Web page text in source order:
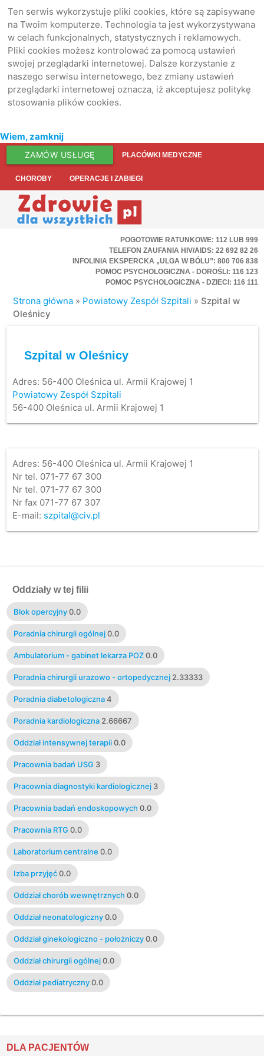
Ten serwis wykorzystuje pliki cookies, które są zapisywane
na Twoim komputerze. Technologia ta jest wykorzystywana
w celach funkcjonalnych, statystycznych i reklamowych.
Pliki cookies możesz kontrolować za pomocą ustawień
swojej przeglądarki internetowej. Dalsze korzystanie z
naszego serwisu internetowego, bez zmiany ustawień
przeglądarki internetowej oznacza, iż akceptujesz politykę
stosowania plików cookies.
Wiem, zamknij
ZAMÓW USŁUGĘ PLACÓWKI MEDYCZNE
CHOROBY OPERACJE I ZABIEGI
POGOTOWIE RATUNKOWE: 112 LUB 999
TELEFON ZAUFANIA HIV/AIDS: 22 692 82 26
INFOLINIA EKSPERCKA „ULGA W BÓLU”: 800 706 838
POMOC PSYCHOLOGICZNA - DOROŚLI: 116 123
POMOC PSYCHOLOGICZNA - DZIECI: 116 111
Strona główna » Powiatowy Zespół Szpitali » Szpital w
Oleśnicy
Szpital w Oleśnicy
Adres: 56-400 Oleśnica ul. Armii Krajowej 1
Powiatowy Zespół Szpitali
56-400 Oleśnica ul. Armii Krajowej 1
Adres: 56-400 Oleśnica ul. Armii Krajowej 1
Nr tel. 071-77 67 300
Nr tel. 071-77 67 300
Nr fax 071-77 67 307
E-mail: szpital@civ.pl
Oddziały w tej filii
Blok opercyjny 0.0
Poradnia chirurgii ogólnej 0.0
Ambulatorium - gabinet lekarza POZ 0.0
Poradnia chirurgii urazowo - ortopedycznej 2.33333
Poradnia diabetologiczna 4
Poradnia kardiologiczna 2.66667
Oddział intensywnej terapii 0.0
Pracownia badań USG 3
Pracownia diagnostyki kardiologicznej 3
Pracownia badań endoskopowych 0.0
Pracownia RTG 0.0
Laboratorium centralne 0.0
Izba przyjęć 0.0
Oddział chorób wewnętrznych 0.0
Oddział neonatologiczny 0.0
Oddział ginekologiczno - położniczy 0.0
Oddział chirurgii ogólnej 0.0
Oddział pediatryczny 0.0
DLA PACJENTÓW